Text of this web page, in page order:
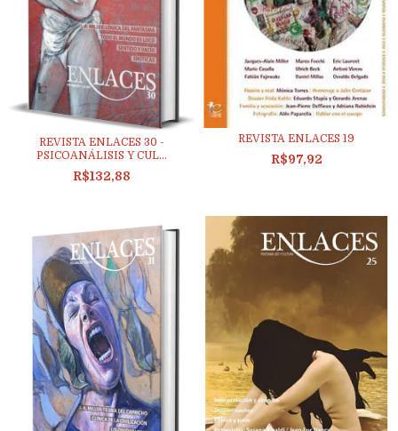
REVISTA ENLACES 30 -
PSICOANÁLISIS Y CUL...
R$132,88
REVISTA ENLACES 19
R$97,92